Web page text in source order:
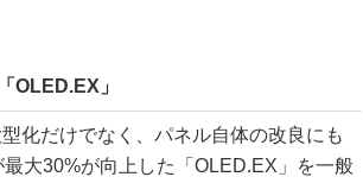
OLED.EX」
化だけでなく、パネル自体の改良にも
大30%が向上した「OLED.EX」を一般